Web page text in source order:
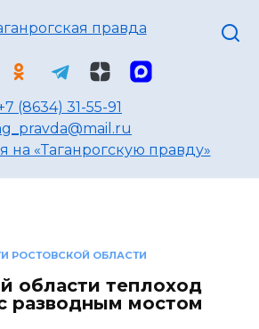
(8634) 31-55-91
на «Таганрогскую правду»
РОСТОВСКОЙ ОБЛАСТИ
области теплоход
разводным мостом